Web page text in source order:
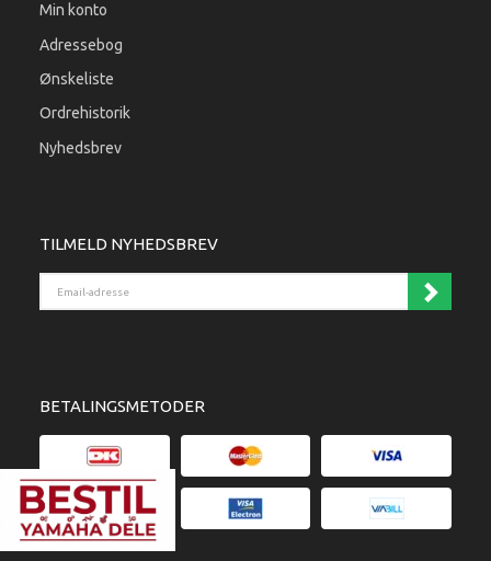
Min konto
Adressebog
Ønskeliste
Ordrehistorik
Nyhedsbrev
TILMELD NYHEDSBREV
BETALINGSMETODER